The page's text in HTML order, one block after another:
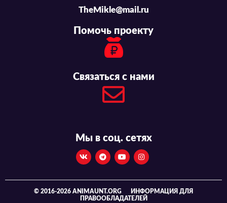
TheMikle@mail.ru
Помочь проекту
Связаться с нами
Мы в соц. сетях
© 2016-2026 ANIMAUNT.ORG
ИНФОРМАЦИЯ ДЛЯ
ПРАВООБЛАДАТЕЛЕЙ